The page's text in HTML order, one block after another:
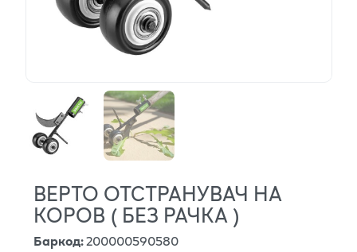
ВЕРТО ОТСТРАНУВАЧ НА
КОРОВ ( БЕЗ РАЧКА )
Баркод:200000590580